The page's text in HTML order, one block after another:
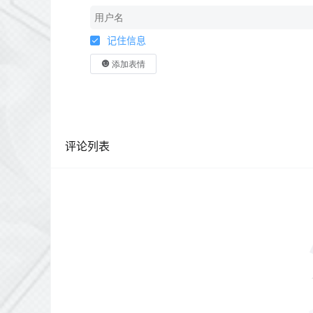
记住信息
添加表情
评论列表